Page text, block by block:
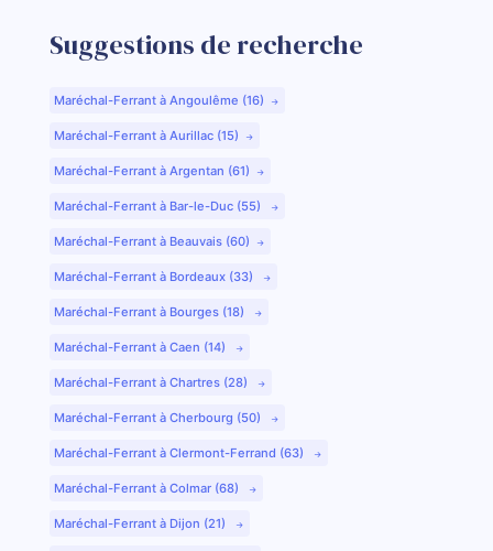
Suggestions de recherche
Maréchal-Ferrant à Angoulême (16)
Maréchal-Ferrant à Aurillac (15)
Maréchal-Ferrant à Argentan (61)
Maréchal-Ferrant à Bar-le-Duc (55)
Maréchal-Ferrant à Beauvais (60)
Maréchal-Ferrant à Bordeaux (33)
Maréchal-Ferrant à Bourges (18)
Maréchal-Ferrant à Caen (14)
Maréchal-Ferrant à Chartres (28)
Maréchal-Ferrant à Cherbourg (50)
Maréchal-Ferrant à Clermont-Ferrand (63)
Maréchal-Ferrant à Colmar (68)
Maréchal-Ferrant à Dijon (21)